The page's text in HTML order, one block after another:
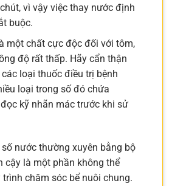
vì vậy việc thay nước định
buộc.
một chất cực độc đối với tôm,
độ rất thấp. Hãy cẩn thận
loại thuốc điều trị bệnh
loại trong số đó chứa
kỹ nhãn mác trước khi sử
nước thường xuyên bằng bộ
cậy là một phần không thể
chăm sóc bể nuôi chung.